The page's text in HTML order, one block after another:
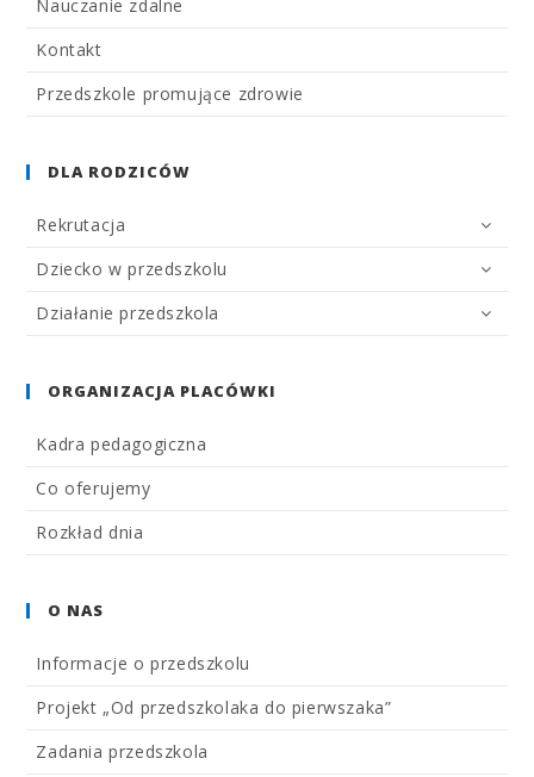
Nauczanie zdalne
Kontakt
Przedszkole promujące zdrowie
DLA RODZICÓW
Rekrutacja
Dziecko w przedszkolu
Działanie przedszkola
ORGANIZACJA PLACÓWKI
Kadra pedagogiczna
Co oferujemy
Rozkład dnia
O NAS
Informacje o przedszkolu
Projekt „Od przedszkolaka do pierwszaka”
Zadania przedszkola